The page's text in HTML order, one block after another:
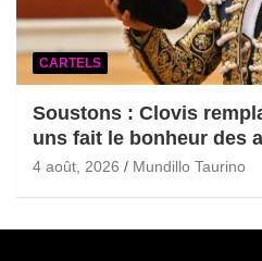
CARTELS
Soustons : Clovis
uns fait le bonheur des
4 août, 2026 Mundillo Taurino